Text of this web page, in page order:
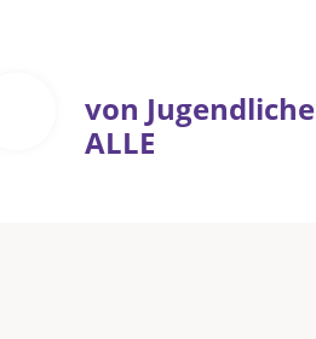
von
ALLE